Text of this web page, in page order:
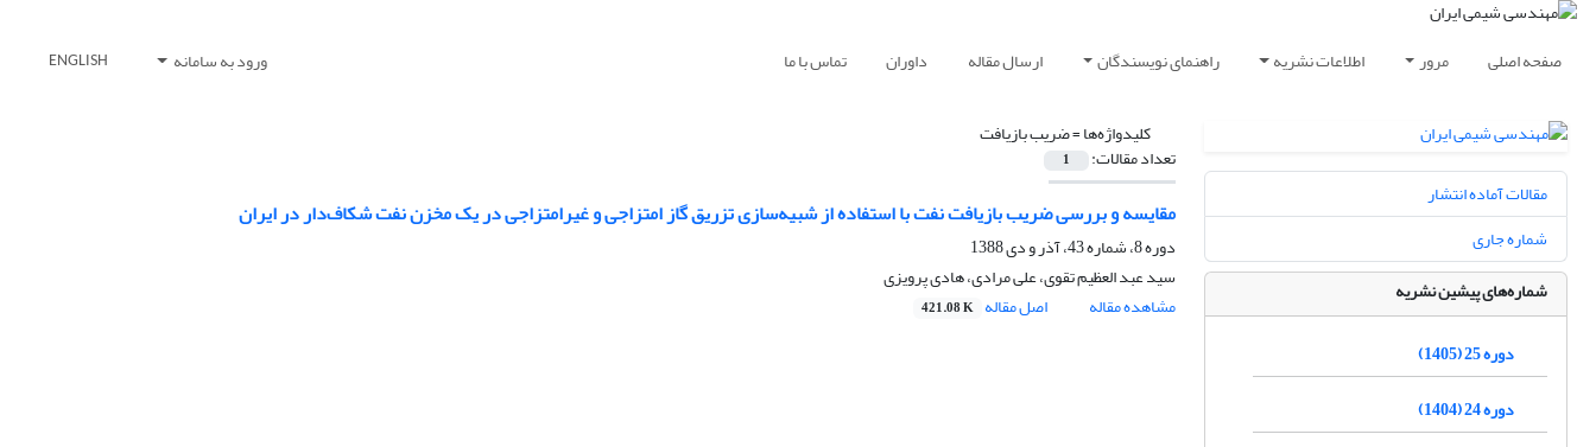
صفحه اصلی مرور اطلاعات نشریه راهنمای نویسندگان ارسال مقاله داوران تماس با ما ورود به سامانه ENGLISH
کلیدواژه‌ها =ضریب بازیافت
تعداد مقالات: 1
مقایسه و بررسی ضریب بازیافت نفت با استفاده از شبیه‌سازی تزریق گاز امتزاجی و غیرامتزاجی در یک مخزن نفت شکاف‌دار در ایران
دوره 8، شماره 43، آذر و دی 1388
سید عبد العظیم تقوی، علی مرادی، هادی پرویزی
مشاهده مقاله
اصل مقاله 421.08 K
مقالات آماده انتشار
شماره جاری
شماره‌های پیشین نشریه
دوره 25 (1405)
دوره 24 (1404)